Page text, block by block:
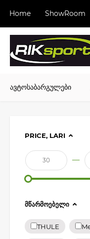
Home ShowRoom
ავტოსაბარგულები
PRICE, LARI
—
ᲛᲬᲐᲠᲛᲝᲔᲑᲔᲚᲘ
THULE